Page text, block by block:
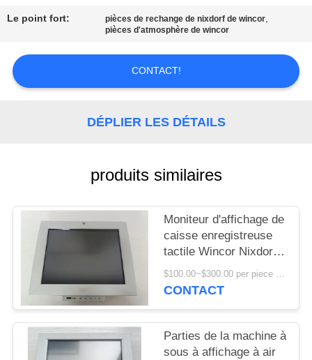
NOUVELLES
DEMANDEZ
UNE
CITATION
SITE
PRIVACY
POLICY
Le point fort: pièces de rechange de nixdorf de wincor,
pièces d'atmosphère de wincor
CONTACT!
DÉPLIER LES DÉTAILS
produits similaires
Moniteur d'affichage de
caisse enregistreuse
tactile Wincor Nixdorf
BA82 de haute qualité
$100.00~$300.00 per piece MOQ:1
CONTACT
Parties de la machine à
sous à affichage à air